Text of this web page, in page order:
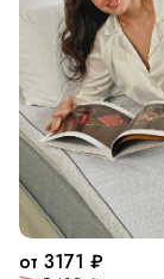
от 3171 ₽